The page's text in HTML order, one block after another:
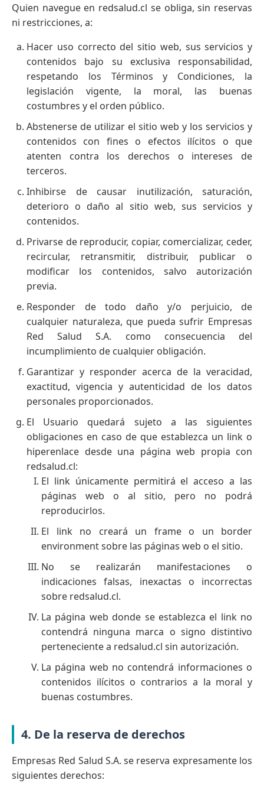
Quien navegue en redsalud.cl se obliga, sin reservas
ni restricciones, a:
Hacer uso correcto del sitio web, sus servicios y
contenidos bajo su exclusiva responsabilidad,
respetando los Términos y Condiciones, la
legislación vigente, la moral, las buenas
costumbres y el orden público.
Abstenerse de utilizar el sitio web y los servicios y
contenidos con fines o efectos ilícitos o que
atenten contra los derechos o intereses de
terceros.
Inhibirse de causar inutilización, saturación,
deterioro o daño al sitio web, sus servicios y
contenidos.
Privarse de reproducir, copiar, comercializar, ceder,
recircular, retransmitir, distribuir, publicar o
modificar los contenidos, salvo autorización
previa.
Responder de todo daño y/o perjuicio, de
cualquier naturaleza, que pueda sufrir Empresas
Red Salud S.A. como consecuencia del
incumplimiento de cualquier obligación.
Garantizar y responder acerca de la veracidad,
exactitud, vigencia y autenticidad de los datos
personales proporcionados.
El Usuario quedará sujeto a las siguientes
obligaciones en caso de que establezca un link o
hiperenlace desde una página web propia con
redsalud.cl:
El link únicamente permitirá el acceso a las
páginas web o al sitio, pero no podrá
reproducirlos.
El link no creará un frame o un border
environment sobre las páginas web o el sitio.
No se realizarán manifestaciones o
indicaciones falsas, inexactas o incorrectas
sobre redsalud.cl.
La página web donde se establezca el link no
contendrá ninguna marca o signo distintivo
perteneciente a redsalud.cl sin autorización.
La página web no contendrá informaciones o
contenidos ilícitos o contrarios a la moral y
buenas costumbres.
4. De la reserva de derechos
Empresas Red Salud S.A. se reserva expresamente los
siguientes derechos: